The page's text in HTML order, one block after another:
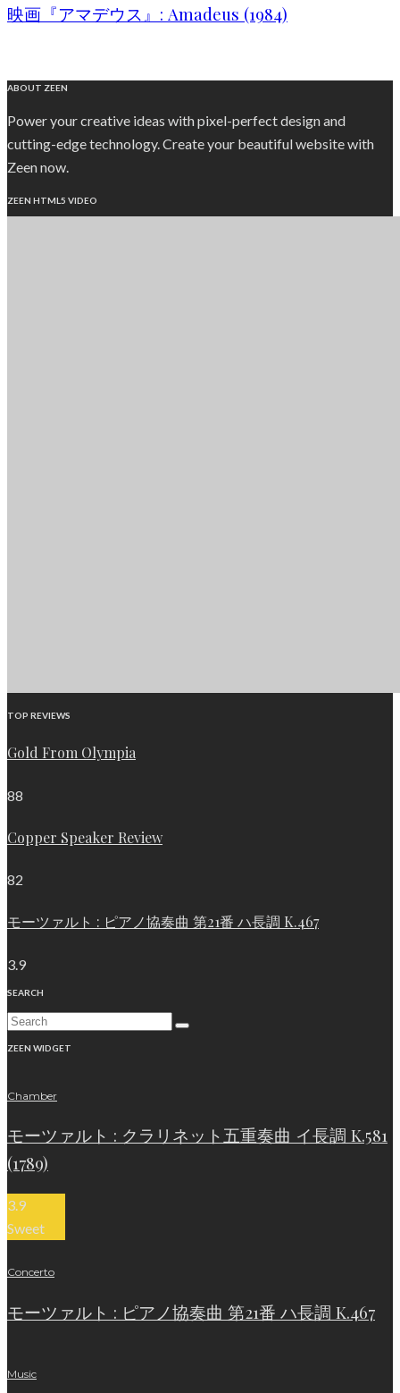
映画『アマデウス』: Amadeus (1984)
ABOUT ZEEN
Power your creative ideas with pixel-perfect design and
cutting-edge technology. Create your beautiful website with
Zeen now.
ZEEN HTML5 VIDEO
TOP REVIEWS
Gold From Olympia
88
Copper Speaker Review
82
モーツァルト : ピアノ協奏曲 第21番 ハ長調 K.467
3.9
SEARCH
ZEEN WIDGET
Chamber
モーツァルト : クラリネット五重奏曲 イ長調 K.581
(1789)
3.9
Sweet
Concerto
モーツァルト : ピアノ協奏曲 第21番 ハ長調 K.467
Music